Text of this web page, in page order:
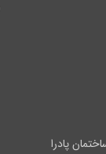
پادرا